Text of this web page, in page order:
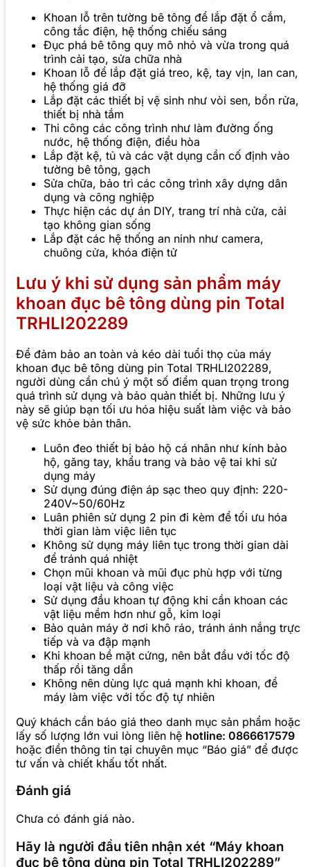
Khoan lỗ trên tường bê tông để lắp đặt ổ cắm,
công tắc điện, hệ thống chiếu sáng
Đục phá bê tông quy mô nhỏ và vừa trong quá
trình cải tạo, sửa chữa nhà
Khoan lỗ để lắp đặt giá treo, kệ, tay vịn, lan can,
hệ thống giá đỡ
Lắp đặt các thiết bị vệ sinh như vòi sen, bồn rửa,
thiết bị nhà tắm
Thi công các công trình như làm đường ống
nước, hệ thống điện, điều hòa
Lắp đặt kệ, tủ và các vật dụng cần cố định vào
tường bê tông, gạch
Sửa chữa, bảo trì các công trình xây dựng dân
dụng và công nghiệp
Thực hiện các dự án DIY, trang trí nhà cửa, cải
tạo không gian sống
Lắp đặt các hệ thống an ninh như camera,
chuông cửa, khóa điện tử
Lưu ý khi sử dụng sản phẩm máy
khoan đục bê tông dùng pin Total
TRHLI202289
Để đảm bảo an toàn và kéo dài tuổi thọ của máy
khoan đục bê tông dùng pin Total TRHLI202289,
người dùng cần chú ý một số điểm quan trọng trong
quá trình sử dụng và bảo quản thiết bị. Những lưu ý
này sẽ giúp bạn tối ưu hóa hiệu suất làm việc và bảo
vệ sức khỏe bản thân.
Luôn đeo thiết bị bảo hộ cá nhân như kính bảo
hộ, găng tay, khẩu trang và bảo vệ tai khi sử
dụng máy
Sử dụng đúng điện áp sạc theo quy định: 220-
240V~50/60Hz
Luân phiên sử dụng 2 pin đi kèm để tối ưu hóa
thời gian làm việc liên tục
Không sử dụng máy liên tục trong thời gian dài
để tránh quá nhiệt
Chọn mũi khoan và mũi đục phù hợp với từng
loại vật liệu và công việc
Sử dụng đầu khoan tự động khi cần khoan các
vật liệu mềm hơn như gỗ, kim loại
Bảo quản máy ở nơi khô ráo, tránh ánh nắng trực
tiếp và va đập mạnh
Khi khoan bề mặt cứng, nên bắt đầu với tốc độ
thấp rồi tăng dần
Không nên dùng lực quá mạnh khi khoan, để
máy làm việc với tốc độ tự nhiên
Quý khách cần báo giá theo danh mục sản phẩm hoặc
lấy số lượng lớn vui lòng liên hệ hotline: 0866617579
hoặc điền thông tin tại chuyên mục “Báo giá” để được
tư vấn và chiết khấu tốt nhất.
Đánh giá
Chưa có đánh giá nào.
Hãy là người đầu tiên nhận xét “Máy khoan
đục bê tông dùng pin Total TRHLI202289”